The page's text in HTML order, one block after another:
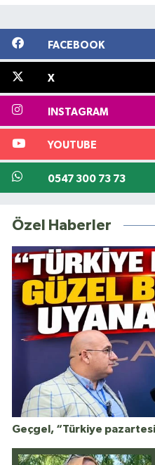
FACEBOOK
X
INSTAGRAM
YOUTUBE
0547 300 73 73
Özel Haberler
Geçgel, “Türkiye